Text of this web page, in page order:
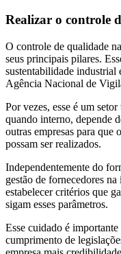
Realizar o controle
O controle de qualidade
seus principais pilares.
sustentabilidade industrial
Agência Nacional de
Por vezes, esse é um
quando interno, depende
outras empresas para que
possam ser realizados.
Independentemente do
gestão de fornecedores
estabelecer critérios que
sigam esses parâmetros.
Esse cuidado é
cumprimento de